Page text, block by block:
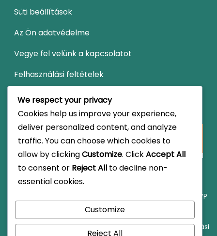
Süti beállítások
Az Ön adatvédelme
Vegye fel velünk a kapcsolatot
Felhasználási feltételek
Keresés
Looking
for
Something?
WP
Travel Engine.Powered by
Kik
Süti
Az Ön
Vegye fel Felhasználási
We respect your privacy
Cookies help us improve your experience,
deliver personalized content, and analyze
traffic. You can choose which cookies to
allow by clickingCustomize. ClickAccept All
to consent or Reject All to decline non-
essential cookies.
Customize
Reject All